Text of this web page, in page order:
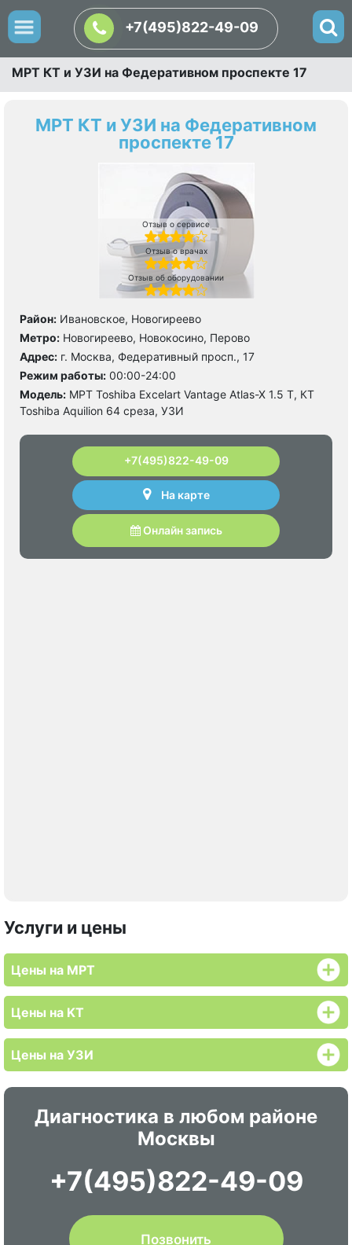
+7(495)822-49-09
МРТ КТ и УЗИ на Федеративном проспекте 17
МРТ КТ и УЗИ на Федеративном
проспекте 17
Отзыв о сервисе
Отзыв о врачах
Отзыв об оборудовании
Район: Ивановское, Новогиреево
Метро: Новогиреево, Новокосино, Перово
Адрес: г. Москва, Федеративный просп., 17
Режим работы: 00:00-24:00
Модель: МРТ Toshiba Excelart Vantage Atlas-X 1.5 T, КТ
Toshiba Aquilion 64 среза, УЗИ
+7(495)822-49-09
На карте
Онлайн запись
Услуги и цены
Цены на МРТ
Цены на KT
Цены на УЗИ
Диагностика в любом районе
Москвы
+7(495)822-49-09
Позвонить